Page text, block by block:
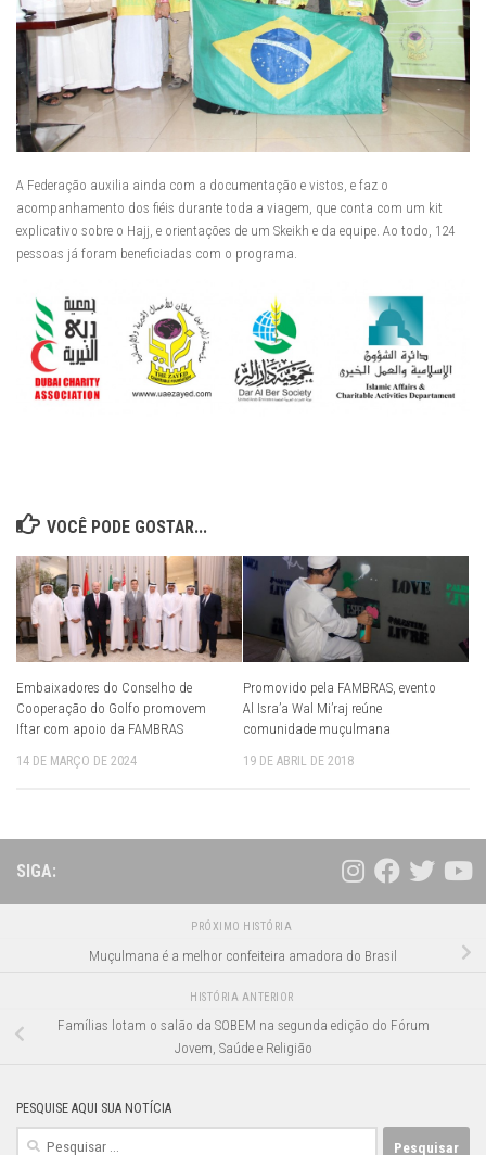
A Federação auxilia ainda com a documentação e vistos, e faz o
acompanhamento dos fiéis durante toda a viagem, que conta com um kit
explicativo sobre o Hajj, e orientações de um Skeikh e da equipe. Ao todo, 124
pessoas já foram beneficiadas com o programa.
VOCÊ PODE GOSTAR...
Embaixadores do Conselho de
Cooperação do Golfo promovem
Iftar com apoio da FAMBRAS
14 DE MARÇO DE 2024
Promovido pela FAMBRAS, evento
Al Isra’a Wal Mi’raj reúne
comunidade muçulmana
19 DE ABRIL DE 2018
SIGA:
PRÓXIMO HISTÓRIA
Muçulmana é a melhor confeiteira amadora do Brasil
HISTÓRIA ANTERIOR
Famílias lotam o salão da SOBEM na segunda edição do Fórum
Jovem, Saúde e Religião
PESQUISE AQUI SUA NOTÍCIA
Pesquisar